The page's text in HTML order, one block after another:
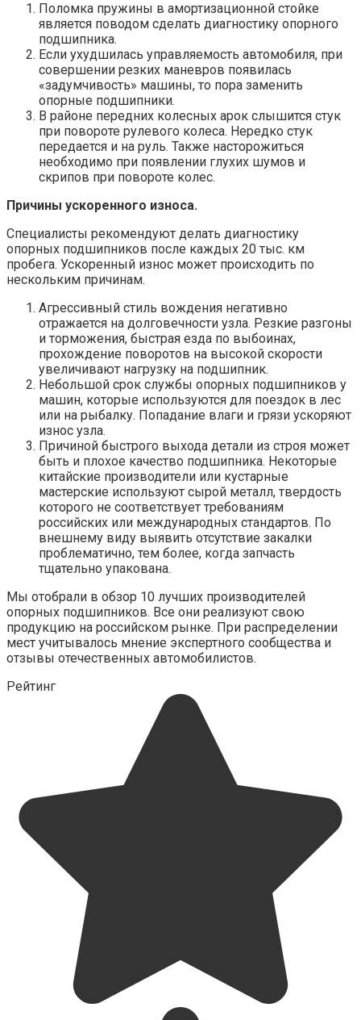
Поломка пружины в амортизационной стойке
является поводом сделать диагностику опорного
подшипника.
Если ухудшилась управляемость автомобиля, при
совершении резких маневров появилась
«задумчивость» машины, то пора заменить
опорные подшипники.
В районе передних колесных арок слышится стук
при повороте рулевого колеса. Нередко стук
передается и на руль. Также насторожиться
необходимо при появлении глухих шумов и
скрипов при повороте колес.
Причины ускоренного износа.
Специалисты рекомендуют делать диагностику
опорных подшипников после каждых 20 тыс. км
пробега. Ускоренный износ может происходить по
нескольким причинам.
Агрессивный стиль вождения негативно
отражается на долговечности узла. Резкие разгоны
и торможения, быстрая езда по выбоинах,
прохождение поворотов на высокой скорости
увеличивают нагрузку на подшипник.
Небольшой срок службы опорных подшипников у
машин, которые используются для поездок в лес
или на рыбалку. Попадание влаги и грязи ускоряют
износ узла.
Причиной быстрого выхода детали из строя может
быть и плохое качество подшипника. Некоторые
китайские производители или кустарные
мастерские используют сырой металл, твердость
которого не соответствует требованиям
российских или международных стандартов. По
внешнему виду выявить отсутствие закалки
проблематично, тем более, когда запчасть
тщательно упакована.
Мы отобрали в обзор 10 лучших производителей
опорных подшипников. Все они реализуют свою
продукцию на российском рынке. При распределении
мест учитывалось мнение экспертного сообщества и
отзывы отечественных автомобилистов.
Рейтинг